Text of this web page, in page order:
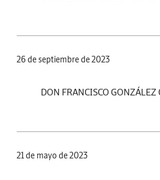
26 de septiembre de 2023
DON FRANCISCO GONZÁLEZ
21 de mayo de 2023